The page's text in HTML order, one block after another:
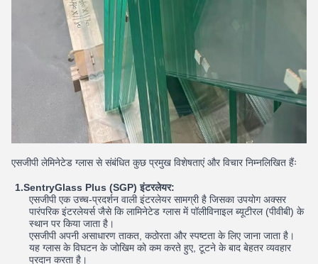
एसजीपी लेमिनेटेड ग्लास से संबंधित कुछ प्रमुख विशेषताएं और विचार निम्नलिखित हैंः
1.SentryGlass Plus (SGP) इंटरलेयर:
एसजीपी एक उच्च-प्रदर्शन वाली इंटरलेयर सामग्री है जिसका उपयोग अक्सर
पारंपरिक इंटरलेयर्स जैसे कि लामिनेटेड ग्लास में पॉलीविनाइल ब्यूटीरल (पीवीबी) के
स्थान पर किया जाता है।
एसजीपी अपनी असाधारण ताकत, कठोरता और स्पष्टता के लिए जाना जाता है।
यह ग्लास के विघटन के जोखिम को कम करते हुए, टूटने के बाद बेहतर व्यवहार
प्रदान करता है।